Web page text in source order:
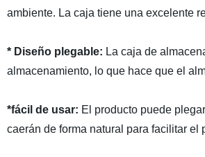
ambiente. La caja tiene una excelente
* Diseño plegable: La caja de
almacenamiento, lo que hace que el
*fácil de usar: El producto puede
caerán de forma natural para facilitar